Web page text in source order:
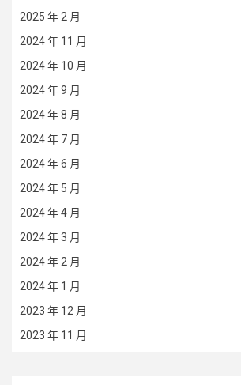
2025 年 2 月
2024 年 11 月
2024 年 10 月
2024 年 9 月
2024 年 8 月
2024 年 7 月
2024 年 6 月
2024 年 5 月
2024 年 4 月
2024 年 3 月
2024 年 2 月
2024 年 1 月
2023 年 12 月
2023 年 11 月